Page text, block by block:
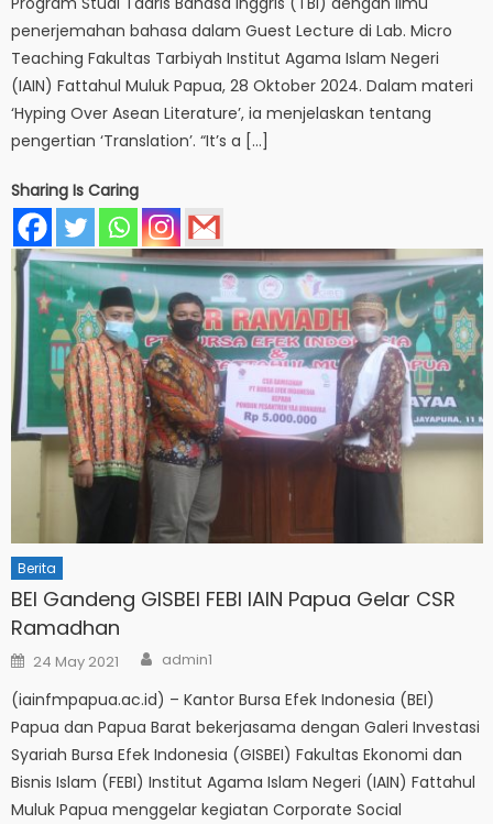
penerjemahan bahasa dalam Guest Lecture di Lab. Micro
Teaching Fakultas Tarbiyah Institut Agama Islam Negeri
(IAIN) Fattahul Muluk Papua, 28 Oktober 2024. Dalam materi
‘Hyping Over Asean Literature’, ia menjelaskan tentang
pengertian ‘Translation’. “It’s a […]
Sharing Is Caring
Berita
BEI Gandeng GISBEI FEBI IAIN Papua Gelar CSR
Ramadhan
Posted
on
24 May 2021 Author
admin1
(iainfmpapua.ac.id) – Kantor Bursa Efek Indonesia (BEI)
Papua dan Papua Barat bekerjasama dengan Galeri Investasi
Syariah Bursa Efek Indonesia (GISBEI) Fakultas Ekonomi dan
Bisnis Islam (FEBI) Institut Agama Islam Negeri (IAIN) Fattahul
Muluk Papua menggelar kegiatan Corporate Social